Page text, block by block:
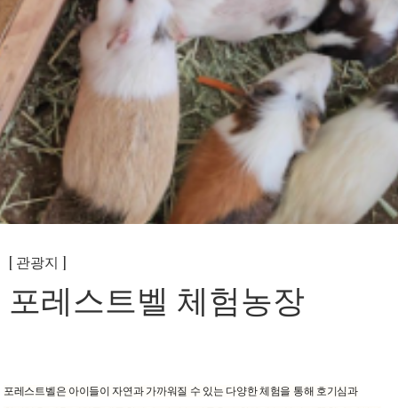
[ 관광지 ]
포레스트벨 체험농장
포레스트벨은 아이들이 자연과 가까워질 수 있는 다양한 체험을 통해 호기심과